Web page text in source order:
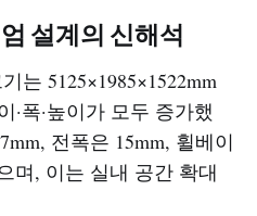
설계의 신해석
는 5125×1985×1522mm
·폭·높이가 모두 증가했
전폭은 15mm, 휠베이
며, 이는 실내 공간 확대